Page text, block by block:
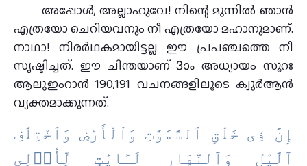
അപ്പോള്‍, അല്ലാഹുവേ! നിന്റെ മുന്നില്‍ ഞാന്‍
എത്രയോ ചെറിയവനും നീ എത്രയോ മഹാനുമാണ്.
നാഥാ! നിരര്‍ഥകമായിട്ടല്ല ഈ പ്രപഞ്ചത്തെ നീ
സൃഷ്ടിച്ചത്. ഈ ചിന്തയാണ് 3ാം അധ്യായം സൂറഃ
ആലുഇംറാന്‍ 190,191 വചനങ്ങളിലൂടെ ക്വുര്‍ആന്‍
വ്യക്തമാക്കുന്നത്.
إِنَّ فِى خَلْقِ ٱلسَّمَٰوَٰتِ وَٱلْأَرْضِ وَٱخْتِلَٰفِ
ٱلَّيْلِ وَٱلنَّهَارِ لَـَٔايَٰتٍ لِّأُو۟لِى